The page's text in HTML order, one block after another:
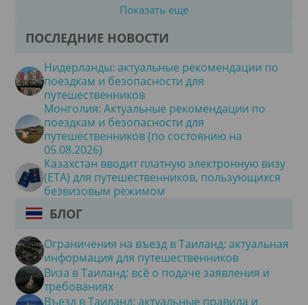
Показать еще
ПОСЛЕДНИЕ НОВОСТИ
Нидерланды: актуальные рекомендации по
поездкам и безопасности для
путешественников
Монголия: Актуальные рекомендации по
поездкам и безопасности для
путешественников (по состоянию на
05.08.2026)
Казахстан вводит платную электронную визу
(ETA) для путешественников, пользующихся
безвизовым режимом
БЛОГ
Ограничения на въезд в Таиланд: актуальная
информация для путешественников
Виза в Таиланд: всё о подаче заявления и
требованиях
Въезд в Таиланд: актуальные правила и